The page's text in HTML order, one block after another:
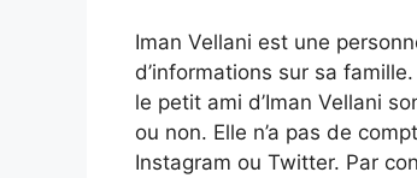
Iman Vellani est une
d’informations sur sa
le petit ami d’Iman Vellani
ou non. Elle n’a pas de
Instagram ou Twitter. Par